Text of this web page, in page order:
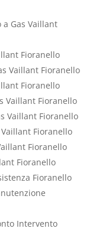
Gas Vaillant
Fioranello
Vaillant Fioranello
Fioranello
Vaillant Fioranello
Vaillant Fioranello
Fioranello
Fioranello
Fioranello
Fioranello
Intervento